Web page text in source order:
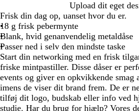
v
i
d
Upload dit eget
Frisk din dag op, uanset hvor du er.
18 g frisk pebermynte
Blank, hvid genanvendelig metaldåse
Passer ned i selv den mindste taske
Start din networking med en frisk
friske mintpastiller. Disse dåser er
events og giver en opkvikkende smag
imens de viser dit brand frem. De er
tilføj dit logo, budskab eller info ved
studie. Har du brug for hjælp? Vores